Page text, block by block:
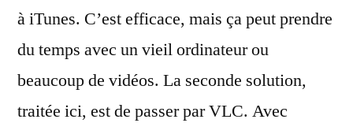
à iTunes. C’est efficace, mais ça peut prendre
du temps avec un vieil ordinateur ou
beaucoup de vidéos. La seconde solution,
traitée ici, est de passer par VLC. Avec